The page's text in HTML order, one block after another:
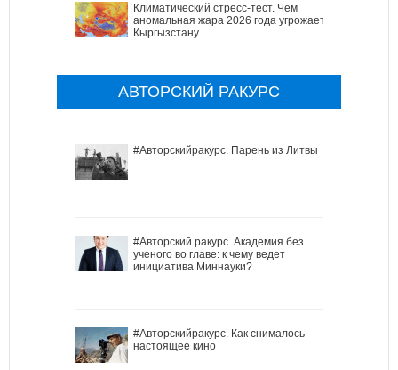
Климатический стресс-тест. Чем
аномальная жара 2026 года угрожает
Кыргызстану
АВТОРСКИЙ РАКУРС
#Авторскийракурс. Парень из Литвы
#Авторский ракурс. Академия без
ученого во главе: к чему ведет
инициатива Миннауки?
#Авторскийракурс. Как снималось
настоящее кино